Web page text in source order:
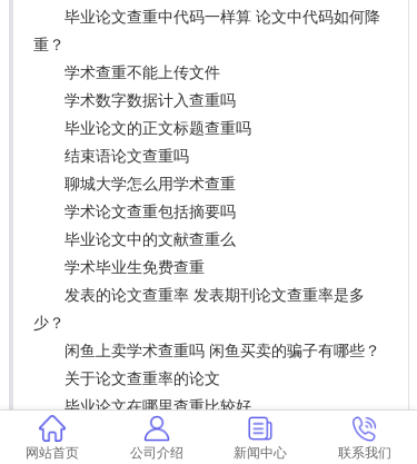
毕业论文查重中代码一样算 论文中代码如何降
重？
学术查重不能上传文件
学术数字数据计入查重吗
毕业论文的正文标题查重吗
结束语论文查重吗
聊城大学怎么用学术查重
学术论文查重包括摘要吗
毕业论文中的文献查重么
学术毕业生免费查重
发表的论文查重率 发表期刊论文查重率是多
少？
闲鱼上卖学术查重吗 闲鱼买卖的骗子有哪些？
关于论文查重率的论文
毕业论文在哪里查重比较好
论文查重后怎么样看
网站首页 公司介绍 新闻中心 联系我们